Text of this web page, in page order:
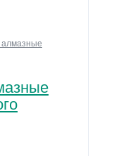
алмазные